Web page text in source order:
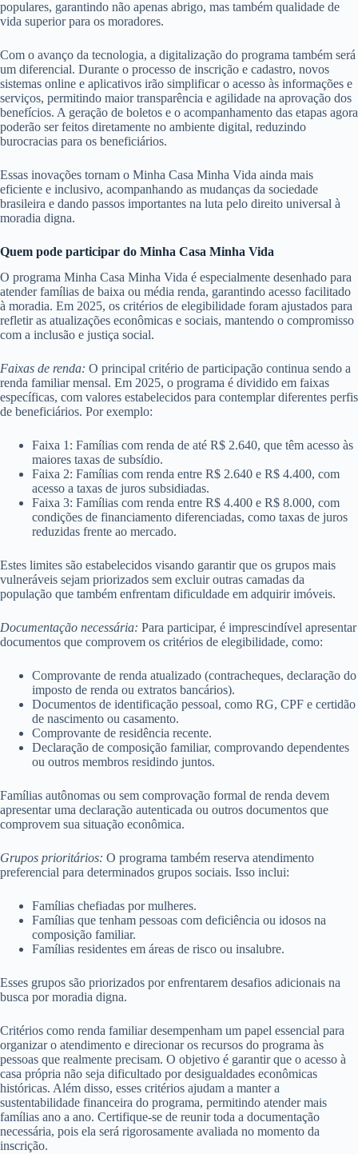
populares, garantindo não apenas abrigo, mas também qualidade de
vida superior para os moradores.
Com o avanço da tecnologia, a digitalização do programa também será
um diferencial. Durante o processo de inscrição e cadastro, novos
sistemas online e aplicativos irão simplificar o acesso às informações e
serviços, permitindo maior transparência e agilidade na aprovação dos
benefícios. A geração de boletos e o acompanhamento das etapas agora
poderão ser feitos diretamente no ambiente digital, reduzindo
burocracias para os beneficiários.
Essas inovações tornam o Minha Casa Minha Vida ainda mais
eficiente e inclusivo, acompanhando as mudanças da sociedade
brasileira e dando passos importantes na luta pelo direito universal à
moradia digna.
Quem pode participar do Minha Casa Minha Vida
O programa Minha Casa Minha Vida é especialmente desenhado para
atender famílias de baixa ou média renda, garantindo acesso facilitado
à moradia. Em 2025, os critérios de elegibilidade foram ajustados para
refletir as atualizações econômicas e sociais, mantendo o compromisso
com a inclusão e justiça social.
Faixas de renda: O principal critério de participação continua sendo a
renda familiar mensal. Em 2025, o programa é dividido em faixas
específicas, com valores estabelecidos para contemplar diferentes perfis
de beneficiários. Por exemplo:
Faixa 1: Famílias com renda de até R$ 2.640, que têm acesso às
maiores taxas de subsídio.
Faixa 2: Famílias com renda entre R$ 2.640 e R$ 4.400, com
acesso a taxas de juros subsidiadas.
Faixa 3: Famílias com renda entre R$ 4.400 e R$ 8.000, com
condições de financiamento diferenciadas, como taxas de juros
reduzidas frente ao mercado.
Estes limites são estabelecidos visando garantir que os grupos mais
vulneráveis sejam priorizados sem excluir outras camadas da
população que também enfrentam dificuldade em adquirir imóveis.
Documentação necessária: Para participar, é imprescindível apresentar
documentos que comprovem os critérios de elegibilidade, como:
Comprovante de renda atualizado (contracheques, declaração do
imposto de renda ou extratos bancários).
Documentos de identificação pessoal, como RG, CPF e certidão
de nascimento ou casamento.
Comprovante de residência recente.
Declaração de composição familiar, comprovando dependentes
ou outros membros residindo juntos.
Famílias autônomas ou sem comprovação formal de renda devem
apresentar uma declaração autenticada ou outros documentos que
comprovem sua situação econômica.
Grupos prioritários: O programa também reserva atendimento
preferencial para determinados grupos sociais. Isso inclui:
Famílias chefiadas por mulheres.
Famílias que tenham pessoas com deficiência ou idosos na
composição familiar.
Famílias residentes em áreas de risco ou insalubre.
Esses grupos são priorizados por enfrentarem desafios adicionais na
busca por moradia digna.
Critérios como renda familiar desempenham um papel essencial para
organizar o atendimento e direcionar os recursos do programa às
pessoas que realmente precisam. O objetivo é garantir que o acesso à
casa própria não seja dificultado por desigualdades econômicas
históricas. Além disso, esses critérios ajudam a manter a
sustentabilidade financeira do programa, permitindo atender mais
famílias ano a ano. Certifique-se de reunir toda a documentação
necessária, pois ela será rigorosamente avaliada no momento da
inscrição.